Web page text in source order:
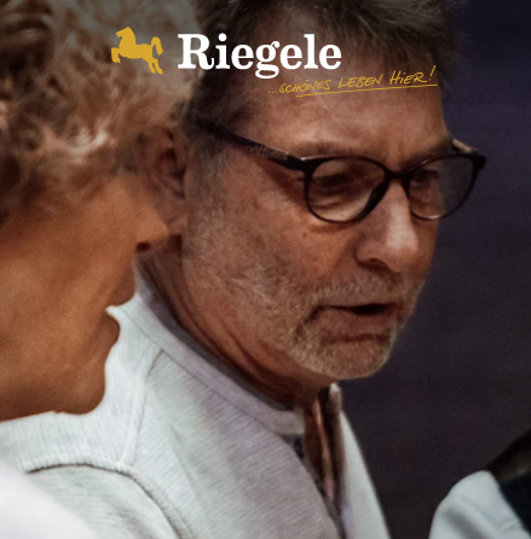
Biere
Brauerei
BrauWelt
Shop